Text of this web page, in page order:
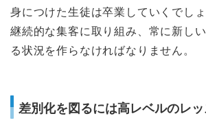
身につけた生徒は卒業していくでしょ
継続的な集客に取り組み、常に新し
る状況を作らなければなりません。
差別化を図るには高レベルのレ